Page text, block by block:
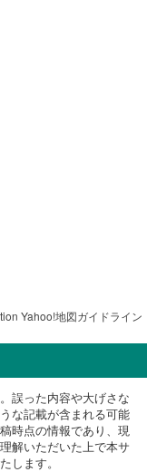
Yahoo!地図ガイドライン
誤った内容や大げさな
な記載が含まれる可能
時点の情報であり、現
解いただいた上で本サ
します。